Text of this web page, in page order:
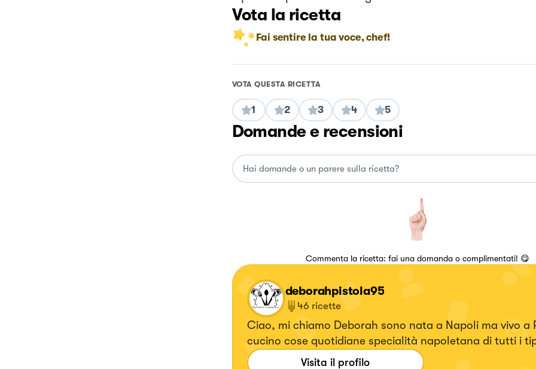
Vota la ricetta
Fai sentire la tua voce, chef!
VOTA QUESTA RICETTA
1 2 3 4 5
Domande e recensioni
Commenta la ricetta: fai una domanda o complimentati! 😋
deborahpistola95
46 ricette
Ciao, mi chiamo Deborah sono nata a Napoli ma vivo a
cucino cose quotidiane specialità napoletana di tutti i
seguitemi anche su Instagram
Visita il profilo